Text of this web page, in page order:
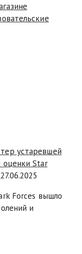
устаревшей
оценки Star
27.06.2025
Forces вышло
и